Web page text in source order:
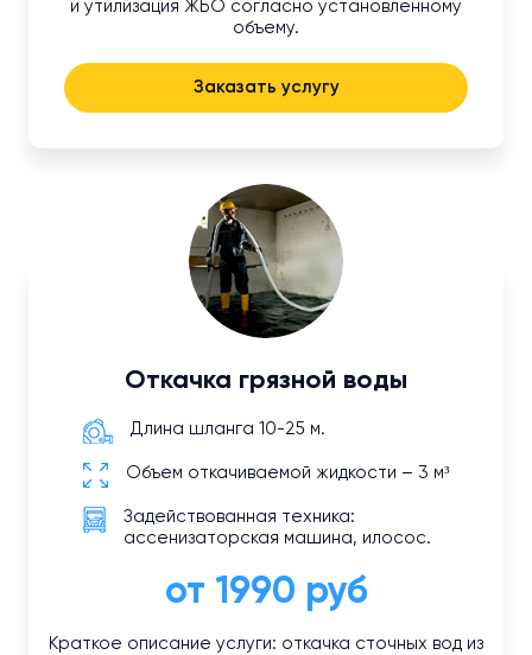
и утилизация ЖБО согласно установленному
объему.
Заказать услугу
Откачка грязной воды
Длина шланга 10-25 м.
Объем откачиваемой жидкости – 3 м³
Задействованная техника:
ассенизаторская машина, илосос.
от 1990 руб
Краткое описание услуги: откачка сточных вод из